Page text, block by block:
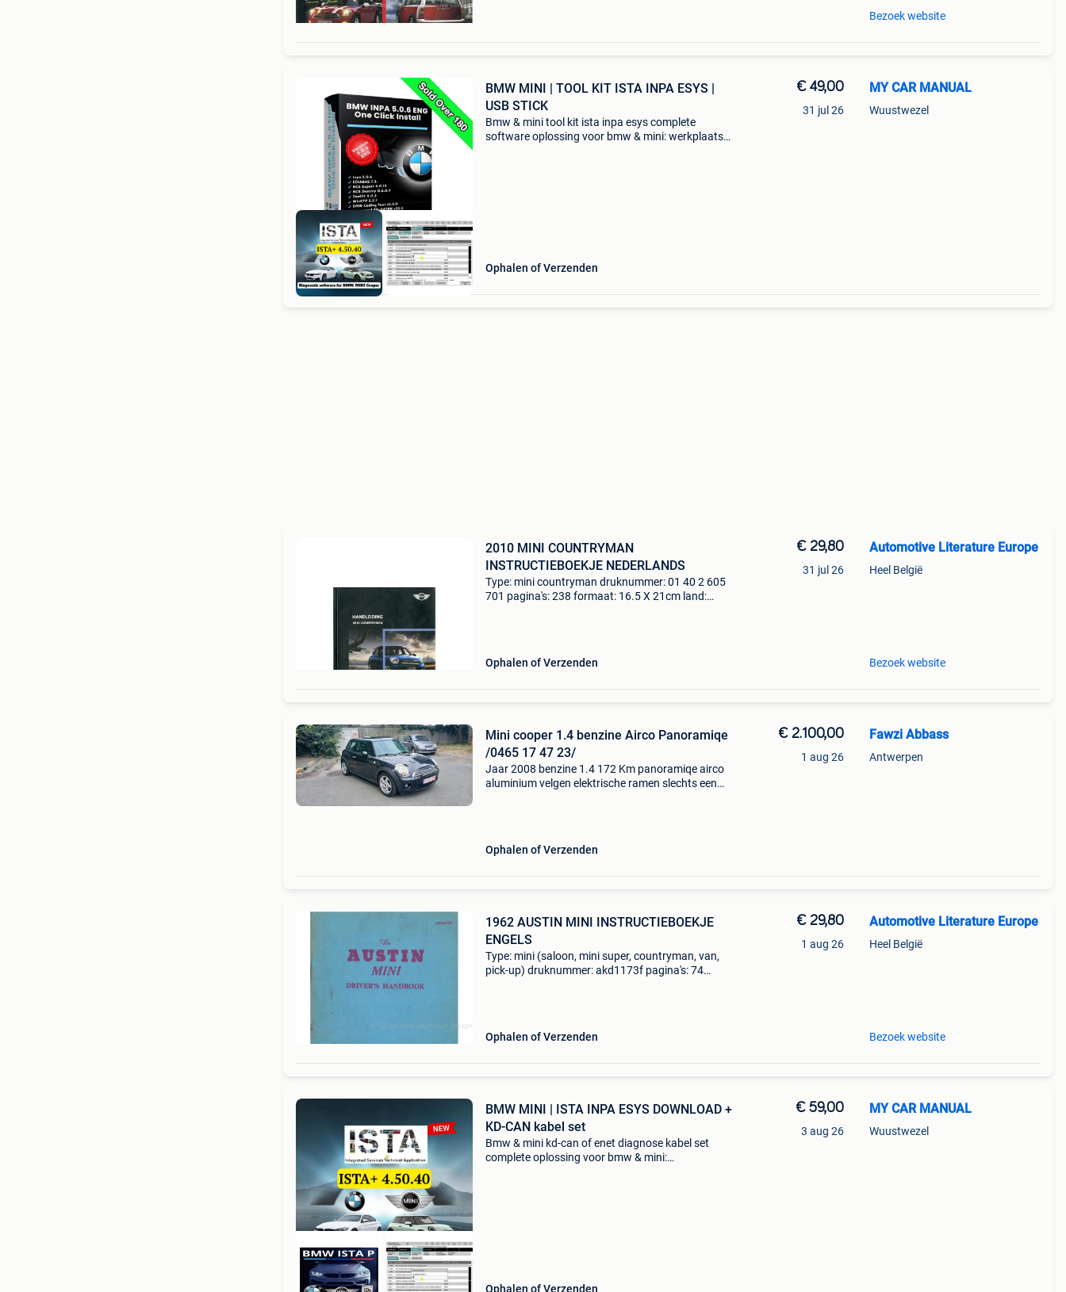
Bezoek website
BMW MINI | TOOL KIT ISTA INPA ESYS |
USB STICK
Bmw & mini tool kit ista inpa esys complete
software oplossing voor bmw & mini: werkplaats
Ophalen of Verzenden
€ 49,00
31 jul 26
MY CAR MANUAL
Wuustwezel
2010 MINI COUNTRYMAN
INSTRUCTIEBOEKJE NEDERLANDS
Type: mini countryman druknummer: 01 40 2 605
701 pagina's: 238 formaat: 16.5 X 21cm land:
Ophalen of Verzenden
€ 29,80
31 jul 26
Automotive Literature Europe
Heel België
Bezoek website
Mini cooper 1.4 benzine Airco Panoramiqe
/0465 17 47 23/
Jaar 2008 benzine 1.4 172 Km panoramiqe airco
aluminium velgen elektrische ramen slechts een
Ophalen of Verzenden
€ 2.100,00
1 aug 26
Fawzi Abbass
Antwerpen
1962 AUSTIN MINI INSTRUCTIEBOEKJE
ENGELS
Type: mini (saloon, mini super, countryman, van,
pick-up) druknummer: akd1173f pagina's: 74
Ophalen of Verzenden
€ 29,80
1 aug 26
Automotive Literature Europe
Heel België
Bezoek website
BMW MINI | ISTA INPA ESYS DOWNLOAD +
KD-CAN kabel set
Bmw & mini kd-can of enet diagnose kabel set
complete oplossing voor bmw & mini:
Ophalen of Verzenden
€ 59,00
3 aug 26
MY CAR MANUAL
Wuustwezel